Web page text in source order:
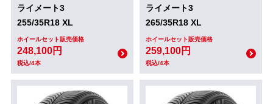
ライメート3
255/35R18 XL
ホイールセット販売価格
248,100円
税込/4本
ライメート3
265/35R18 XL
ホイールセット販売価格
259,100円
税込/4本